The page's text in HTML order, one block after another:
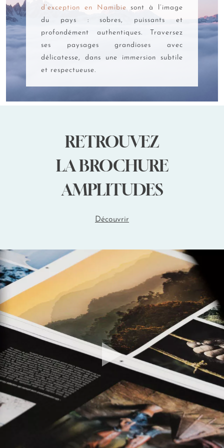
numérique et imprimée de votre autorisation. Le montant
des frais s'élève à 1 600 dollars namibiens, soit environ 82
euros, payables uniquement par carte bancaire sur la
plateforme sécurisée.
visa pour la Namibie ? À quel prix vous attendre ?
L'interface du site propose un paiement sécurisé par carte
bancaire internationale. Les mineurs bénéficient de tarifs
préférentiels : la gratuité jusqu'à 6 ans et 43 euros entre 7 et
d'entrée du territoire : les aéroports de Windhoek et
d'assurance couvrant vos frais médicaux et de rapatriement,
elle pourra vous être demandée. Notons que certains postes
frontières ne disposent pas des équipements nécessaires
pour traiter les demandes de visa à l'arrivée.
Amplitudes vous accompagne pour l'obtention de vos visas.
d’exception en Namibie sont à l’image
du pays : sobres, puissants et
profondément authentiques. Traversez
ses paysages grandioses avec
délicatesse, dans une immersion subtile
et respectueuse.
RETROUVEZ
LA BROCHURE
AMPLITUDES
Découvrir